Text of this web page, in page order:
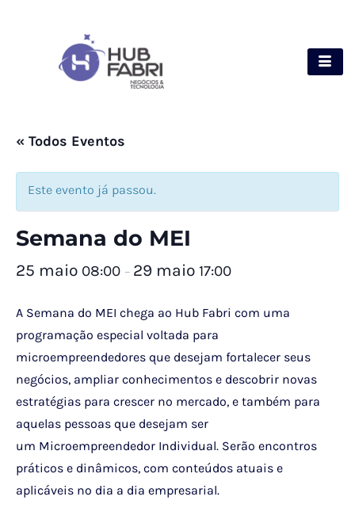
« Todos Eventos
Este evento já passou.
Semana do MEI
25 maio 08:00 – 29 maio 17:00
A Semana do MEI chega ao Hub Fabri com uma
programação especial voltada para
microempreendedores que desejam fortalecer seus
negócios, ampliar conhecimentos e descobrir novas
estratégias para crescer no mercado, e também para
aquelas pessoas que desejam ser
um Microempreendedor Individual. Serão encontros
práticos e dinâmicos, com conteúdos atuais e
aplicáveis no dia a dia empresarial.